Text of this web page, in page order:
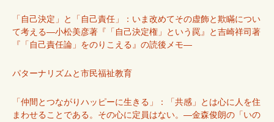
「自己決定」と「自己責任」：いま改めてその虚飾と欺瞞につい
て考える―小松美彦著『「自己決定権」という罠』と吉崎祥司著
『「自己責任論」をのりこえる』の読後メモ―
パターナリズムと市民福祉教育
「仲間とつながりハッピーに生きる」：「共感」とは心に人を住
まわせることである。その心に定員はない。―金森俊朗の「いの